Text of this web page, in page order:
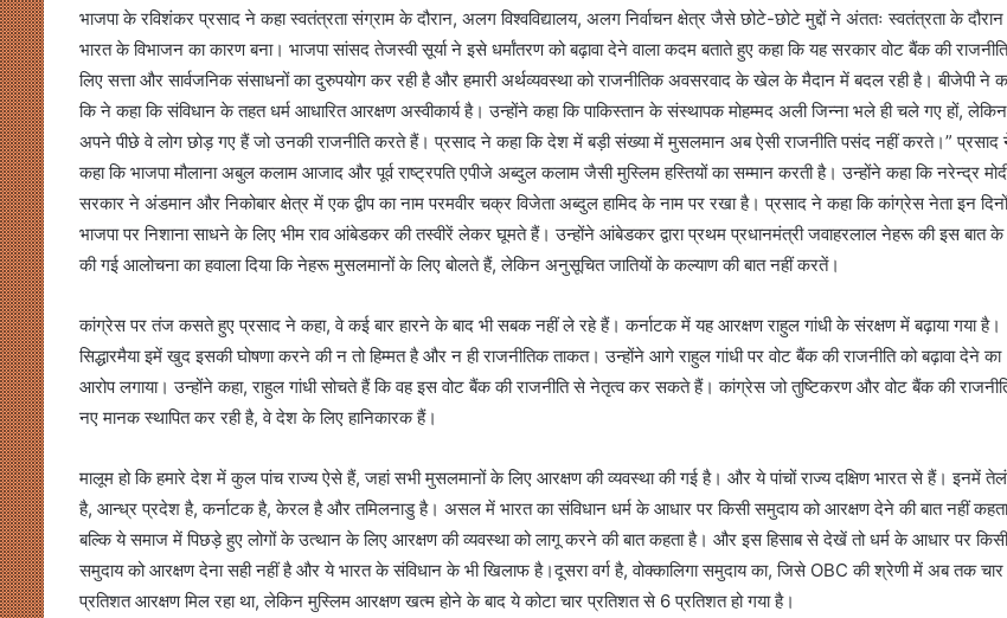
भाजपा के रविशंकर प्रसाद ने कहा स्वतंत्रता संग्राम के दौरान, अलग विश्वविद्यालय, अलग निर्वाचन क्षेत्र जैसे छोटे-छोटे मुद्दों ने अंततः स्वतंत्रता के दौरान
भारत के विभाजन का कारण बना। भाजपा सांसद तेजस्वी सूर्या ने इसे धर्मांतरण को बढ़ावा देने वाला कदम बताते हुए कहा कि यह सरकार वोट बैंक की
लिए सत्ता और सार्वजनिक संसाधनों का दुरुपयोग कर रही है और हमारी अर्थव्यवस्था को राजनीतिक अवसरवाद के खेल के मैदान में बदल रही है। बीजेपी ने
कि ने कहा कि संविधान के तहत धर्म आधारित आरक्षण अस्वीकार्य है। उन्होंने कहा कि पाकिस्तान के संस्थापक मोहम्मद अली जिन्ना भले ही चले गए हों, लेकिन
अपने पीछे वे लोग छोड़ गए हैं जो उनकी राजनीति करते हैं। प्रसाद ने कहा कि देश में बड़ी संख्या में मुसलमान अब ऐसी राजनीति पसंद नहीं करते।” प्रसाद
कहा कि भाजपा मौलाना अबुल कलाम आजाद और पूर्व राष्ट्रपति एपीजे अब्दुल कलाम जैसी मुस्लिम हस्तियों का सम्मान करती है। उन्होंने कहा कि नरेन्द्र
सरकार ने अंडमान और निकोबार क्षेत्र में एक द्वीप का नाम परमवीर चक्र विजेता अब्दुल हामिद के नाम पर रखा है। प्रसाद ने कहा कि कांग्रेस नेता इन दिनों
भाजपा पर निशाना साधने के लिए भीम राव आंबेडकर की तस्वीरें लेकर घूमते हैं। उन्होंने आंबेडकर द्वारा प्रथम प्रधानमंत्री जवाहरलाल नेहरू की इस बात के
की गई आलोचना का हवाला दिया कि नेहरू मुसलमानों के लिए बोलते हैं, लेकिन अनुसूचित जातियों के कल्याण की बात नहीं करतें।
कांग्रेस पर तंज कसते हुए प्रसाद ने कहा, वे कई बार हारने के बाद भी सबक नहीं ले रहे हैं। कर्नाटक में यह आरक्षण राहुल गांधी के संरक्षण में बढ़ाया गया है।
सिद्धारमैया इमें खुद इसकी घोषणा करने की न तो हिम्मत है और न ही राजनीतिक ताकत। उन्होंने आगे राहुल गांधी पर वोट बैंक की राजनीति को बढ़ावा देने का
आरोप लगाया। उन्होंने कहा, राहुल गांधी सोचते हैं कि वह इस वोट बैंक की राजनीति से नेतृत्व कर सकते हैं। कांग्रेस जो तुष्टिकरण और वोट बैंक की
नए मानक स्थापित कर रही है, वे देश के लिए हानिकारक हैं।
मालूम हो कि हमारे देश में कुल पांच राज्य ऐसे हैं, जहां सभी मुसलमानों के लिए आरक्षण की व्यवस्था की गई है। और ये पांचों राज्य दक्षिण भारत से हैं। इनमें
है, आन्ध्र प्रदेश है, कर्नाटक है, केरल है और तमिलनाडु है। असल में भारत का संविधान धर्म के आधार पर किसी समुदाय को आरक्षण देने की बात नहीं
बल्कि ये समाज में पिछड़े हुए लोगों के उत्थान के लिए आरक्षण की व्यवस्था को लागू करने की बात कहता है। और इस हिसाब से देखें तो धर्म के आधार पर
समुदाय को आरक्षण देना सही नहीं है और ये भारत के संविधान के भी खिलाफ है।दूसरा वर्ग है, वोक्कालिगा समुदाय का, जिसे OBC की श्रेणी में अब तक चार
प्रतिशत आरक्षण मिल रहा था, लेकिन मुस्लिम आरक्षण खत्म होने के बाद ये कोटा चार प्रतिशत से 6 प्रतिशत हो गया है।